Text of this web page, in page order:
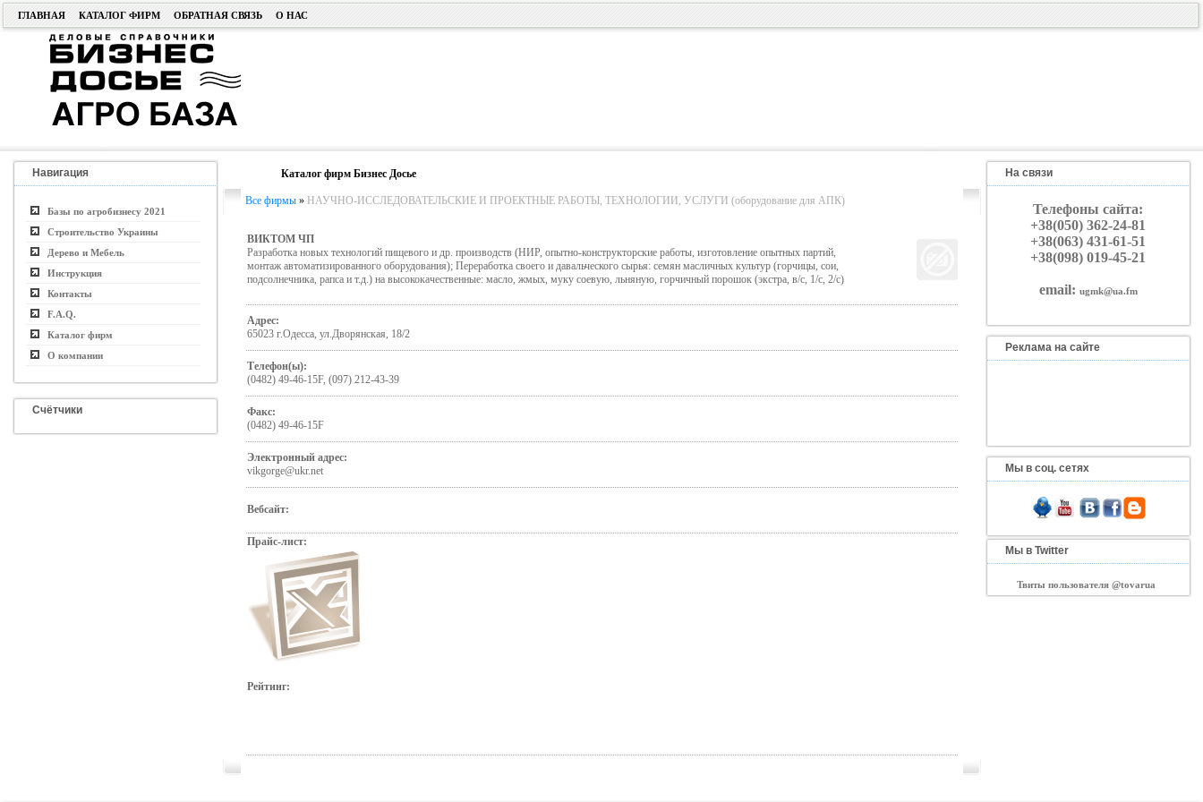
ГЛАВНАЯ КАТАЛОГ ФИРМ ОБРАТНАЯ СВЯЗЬ О НАС
Навигация
Базы по агробизнесу 2021
Строительство Украины
Дерево и Мебель
Инструкция
Контакты
F.A.Q.
Каталог фирм
О компании
Счётчики
Каталог фирм Бизнес Досье
Все фирмы» НАУЧНО-ИССЛЕДОВАТЕЛЬСКИЕ И ПРОЕКТНЫЕ РАБОТЫ, ТЕХНОЛОГИИ, УСЛУГИ (оборудование для АПК)
ВИКТОМ ЧП
Разработка новых технологий пищевого и др. производств (НИР, опытно-конструкторские работы, изготовление опытных партий,
монтаж автоматизированного оборудования); Переработка своего и давальческого сырья: семян масличных культур (горчицы, сои,
подсолнечника, рапса и т.д.) на высококачественные: масло, жмых, муку соевую, льняную, горчичный порошок (экстра, в/с, 1/с, 2/с)
Адрес:
65023 г.Одесса, ул.Дворянская, 18/2
Телефон(ы):
(0482) 49-46-15F, (097) 212-43-39
Факс:
(0482) 49-46-15F
Электронный адрес:
vikgorge@ukr.net
Вебсайт:
Прайс-лист:
Рейтинг:
На связи
Телефоны сайта:
+38(050) 362-24-81
+38(063) 431-61-51
+38(098) 019-45-21
email: ugmk@ua.fm
Реклама на сайте
Мы в соц. сетях
Мы в Twitter
Твиты пользователя @tovarua